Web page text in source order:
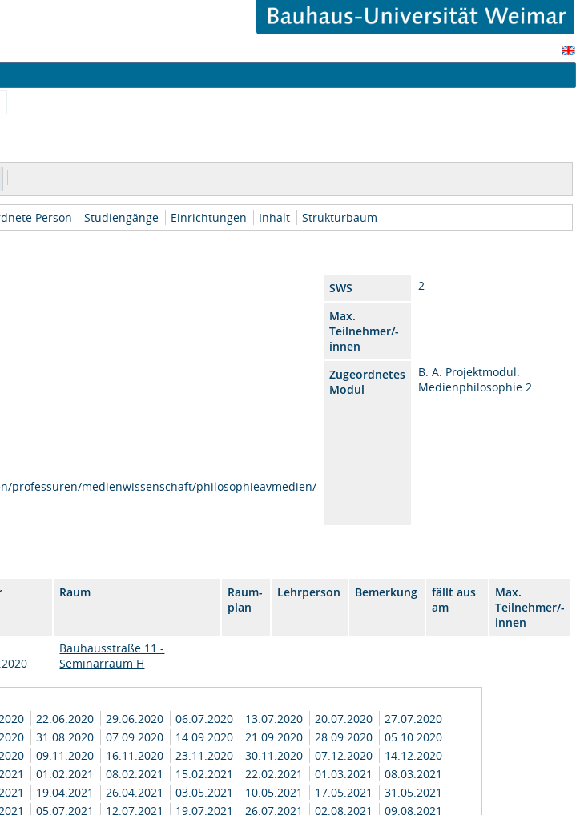
Person Studiengänge Einrichtungen Inhalt Strukturbaum
SWS
2
Max.
Teilnehmer/-
innen
Zugeordnetes
Modul
B. A. Projektmodul:
Medienphilosophie 2
professuren/medienwissenschaft/philosophieavmedien/
Raum
Raum-
plan
Lehrperson Bemerkung
fällt aus
am
Max.
Teilnehmer/-
innen
Bauhausstraße 11 -
Seminarraum H
22.06.2020 29.06.2020 06.07.2020 13.07.2020 20.07.2020
27.07.2020
31.08.2020 07.09.2020 14.09.2020 21.09.2020 28.09.2020
05.10.2020
09.11.2020 16.11.2020 23.11.2020 30.11.2020 07.12.2020
14.12.2020
01.02.2021 08.02.2021 15.02.2021 22.02.2021 01.03.2021
08.03.2021
19.04.2021 26.04.2021 03.05.2021 10.05.2021 17.05.2021
31.05.2021
05.07.2021 12.07.2021 19.07.2021 26.07.2021 02.08.2021
09.08.2021